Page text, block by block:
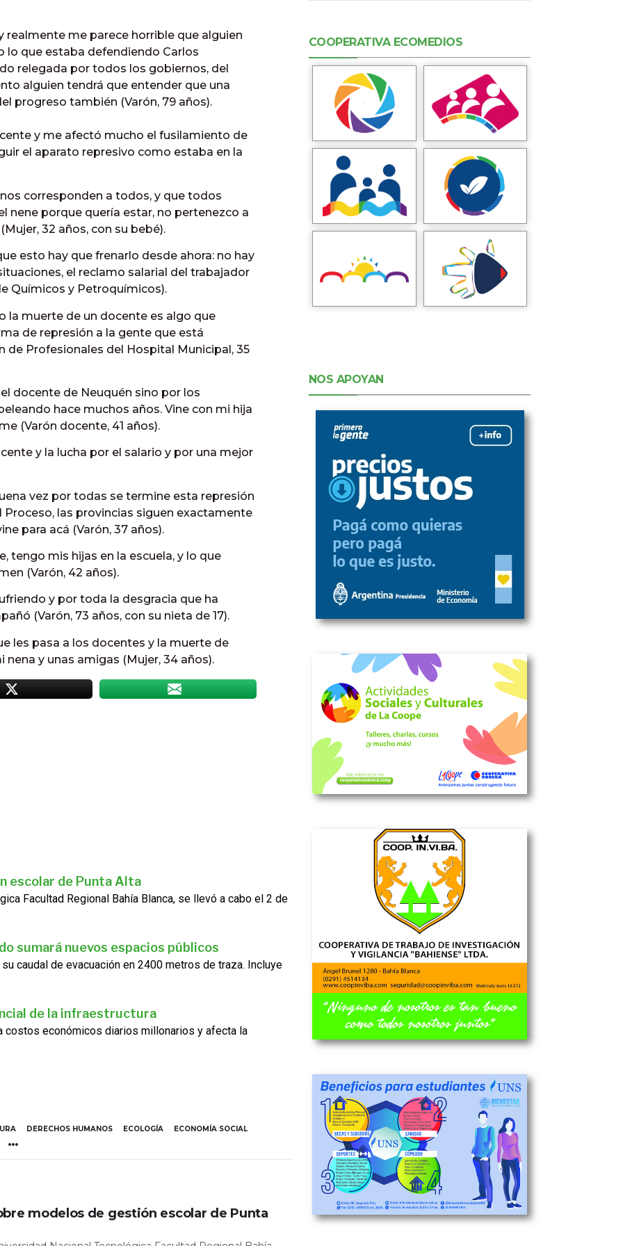
realmente me parece horrible que alguien
que estaba defendiendo Carlos
relegada por todos los gobiernos, del
alguien tendrá que entender que una
progreso también (Varón, 79 años).
y me afectó mucho el fusilamiento de
el aparato represivo como estaba en la
corresponden a todos, y que todos
nene porque quería estar, no pertenezco a
32 años, con su bebé).
esto hay que frenarlo desde ahora: no hay
el reclamo salarial del trabajador
Químicos y Petroquímicos).
la muerte de un docente es algo que
de represión a la gente que está
de Profesionales del Hospital Municipal, 35
docente de Neuquén sino por los
hace muchos años. Vine con mi hija
(Varón docente, 41 años).
y la lucha por el salario y por una mejor
vez por todas se termine esta represión
las provincias siguen exactamente
para acá (Varón, 37 años).
tengo mis hijas en la escuela, y lo que
(Varón, 42 años).
y por toda la desgracia que ha
(Varón, 73 años, con su nieta de 17).
les pasa a los docentes y la muerte de
y unas amigas (Mujer, 34 años).
escolar de Punta Alta
Facultad Regional Bahía Blanca, se llevó a cabo el 2 de
sumará nuevos espacios públicos
caudal de evacuación en 2400 metros de traza. Incluye
de la infraestructura
costos económicos diarios millonarios y afecta la
DERECHOS HUMANOS ECOLOGÍA ECONOMÍA SOCIAL
modelos de gestión escolar de Punta
COOPERATIVA ECOMEDIOS
NOS APOYAN